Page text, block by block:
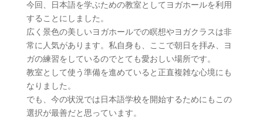
今回、日本語を学ぶための教室としてヨガホールを利用
することにしました。
広く景色の美しいヨガホールでの瞑想やヨガクラスは非
常に人気があります。私自身も、ここで朝日を拝み、ヨ
ガの練習をしているのでとても愛おしい場所です。
教室として使う準備を進めていると正直複雑な心境にも
なりました。
でも、今の状況では日本語学校を開始するためにもこの
選択が最善だと思っています。